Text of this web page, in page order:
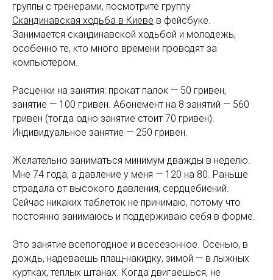
группы с тренерами, посмотрите группу
Скандинавская ходьба в Киеве в фейсбуке.
Занимается скандинавской ходьбой и молодежь,
особенно те, кто много времени проводят за
компьютером.
Расценки на занятия: прокат палок — 50 гривен,
занятие — 100 гривен. Абонемент на 8 занятий — 560
гривен (тогда одно занятие стоит 70 гривен).
Индивидуальное занятие — 250 гривен.
Желательно заниматься минимум дважды в неделю.
Мне 74 года, а давление у меня — 120 на 80. Раньше
страдала от высокого давления, сердцебиений.
Сейчас никаких таблеток не принимаю, потому что
постоянно занимаюсь и поддерживаю себя в форме.
Это занятие всепогодное и всесезонное. Осенью, в
дождь, надеваешь плащ-накидку, зимой — в лыжных
куртках, теплых штанах. Когда двигаешься, не